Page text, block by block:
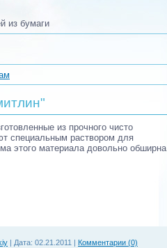
из бумаги
из прочного чисто
специальным раствором для
этого материала довольно обширна.
| Дата: 02.21.2011 | Комментарии (0)